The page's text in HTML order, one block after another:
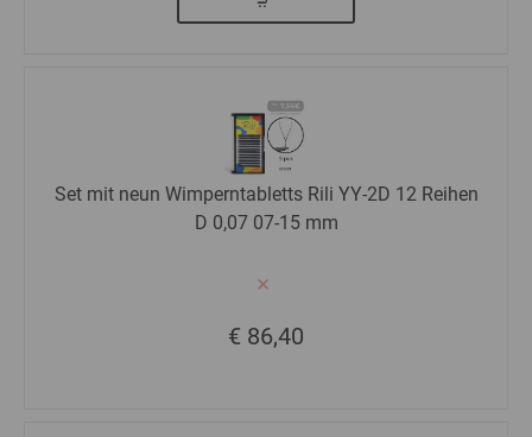
Set mit neun Wimperntabletts Rili YY-2D 12 Reihen
D 0,07 07-15 mm
€ 86,40